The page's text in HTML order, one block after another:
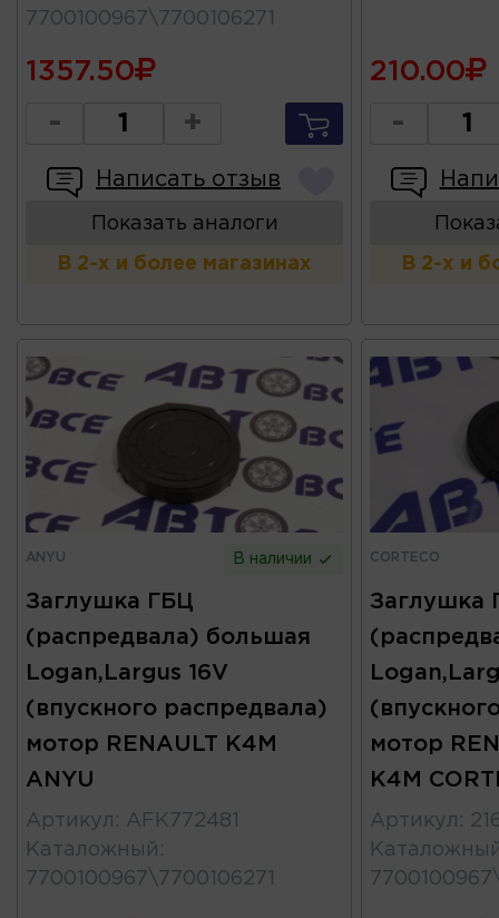
7700100967\7700106271
1357.50
- +
Написать отзыв
Показать аналоги
В 2-х и более магазинах
210.00
-
В 2-х и
ANYU В наличии
Заглушка ГБЦ
(распредвала) большая
Logan,Largus 16V
(впускного распредвала)
мотор RENAULT K4M
ANYU
Артикул : AFK772481
Каталожный :
7700100967\7700106271
CORTECO
Заглушка
мотор
K4M
Артикул :